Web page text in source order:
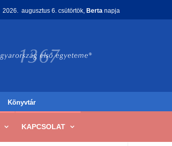
2026. augusztus 6. csütörtök, Berta napja
Könyvtár
KAPCSOLAT